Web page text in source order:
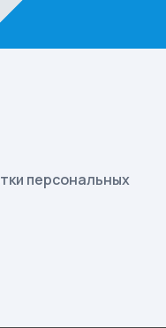
персональных